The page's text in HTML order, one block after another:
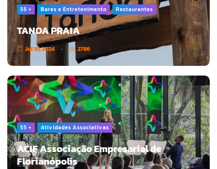
55 + Bares e Entretenimento Restaurantes
TANOA PRAIA
Jul 10, 2024 2786
55 + Atividades Associativas
ACIF Associação Empresarial de
Florianópolis